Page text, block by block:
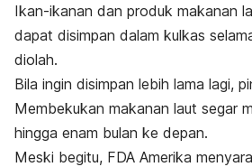
Ikan-ikanan dan produk makanan
dapat disimpan dalam kulkas
diolah.
Bila ingin disimpan lebih lama lagi,
Membekukan makanan laut segar
hingga enam bulan ke depan.
Meski begitu, FDA Amerika